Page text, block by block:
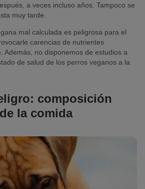
a veces incluso años. Tampoco se
muy tarde.
mal calculada es peligrosa para el
carencias de nutrientes
Además, no disponemos de estudios a
de salud de los perros veganos a la
composición
la comida
comida vegana hecha por ti mismo/a?
con veterinarios especializados en
profesional de la dieta permite
con precisión y complementar la falta de